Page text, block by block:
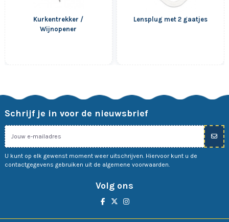
Kurkentrekker /
Wijnopener
Lensplug met 2 gaatjes
Schrijf je in voor de nieuwsbrief
U kunt op elk gewenst moment weer uitschrijven. Hiervoor kunt u de
contactgegevens gebruiken uit de algemene voorwaarden.
Volg ons